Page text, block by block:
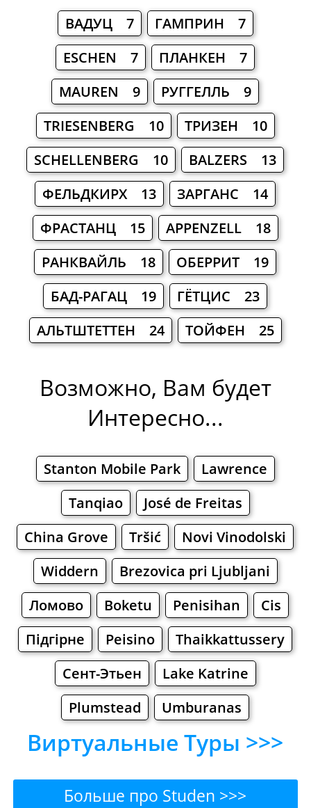
ВАДУЦ 7
ГАМПРИН 7
ESCHEN 7
ПЛАНКЕН 7
MAUREN 9
РУГГЕЛЛЬ 9
TRIESENBERG 10
ТРИЗЕН 10
SCHELLENBERG 10
BALZERS 13
ФЕЛЬДКИРХ 13
ЗАРГАНС 14
ФРАСТАНЦ 15
APPENZELL 18
РАНКВАЙЛЬ 18
ОБЕРРИТ 19
БАД-РАГАЦ 19
ГЁТЦИС 23
АЛЬТШТЕТТЕН 24
ТОЙФЕН 25
Возможно, Вам будет
Интересно...
Stanton Mobile Park
Lawrence
Tanqiao
José de Freitas
China Grove
Tršić
Novi Vinodolski
Widdern
Brezovica pri Ljubljani
Ломово
Boketu Penisihan
Cis
Підгірне
Peisino
Thaikkattussery
Сент-Этьен
Lake Katrine
Plumstead
Umburanas
Виртуальные Туры >>>
Больше про Studen >>>